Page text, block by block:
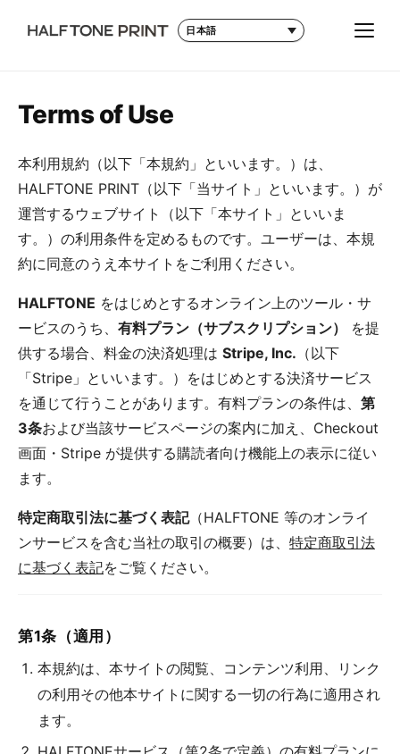
言語 メニ
Terms of Use
本利用規約（以下「本規約」といいます。）は、
HALFTONE PRINT（以下「当サイト」といいます。）が
運営するウェブサイト（以下「本サイト」といいま
す。）の利用条件を定めるものです。ユーザーは、本規
約に同意のうえ本サイトをご利用ください。
HALFTONE をはじめとするオンライン上のツール・サ
ービスのうち、 有料プラン（サブスクリプション）
を提
供する場合、料金の決済処理は Stripe, Inc. （以下
「Stripe」といいます。）をはじめとする決済サービス
を通じて行うことがあります。有料プランの条件は、 第
3条および当該サービスページの案内に加え、Checkout
画面・Stripe が提供する購読者向け機能上の表示に従い
ます。
特定商取引法に基づく表記（HALFTONE 等のオンライ
ンサービスを含む当社の取引の概要）は、 特定商取引法
に基づく表記をご覧ください。
第1条（適用）
本規約は、本サイトの閲覧、コンテンツ利用、リンク
の利用その他本サイトに関する一切の行為に適用され
ます。